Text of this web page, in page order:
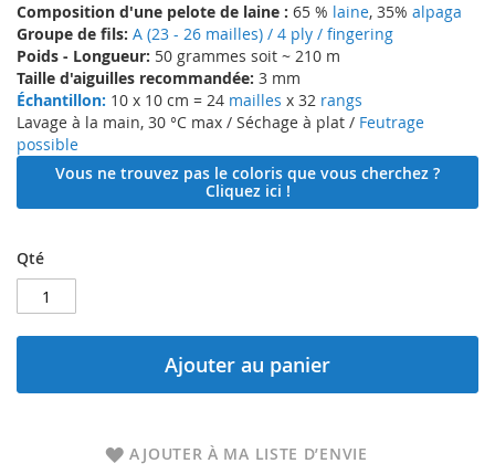
Composition d'une pelote de laine : 65 % laine, 35% alpaga
Groupe de fils: A (23 - 26 mailles) / 4 ply / fingering
Poids - Longueur: 50 grammes soit ~ 210 m
Taille d'aiguilles recommandée: 3 mm
Échantillon: 10 x 10 cm = 24 mailles x 32 rangs
Lavage à la main, 30 °C max / Séchage à plat / Feutrage
possible
Vous ne trouvez pas le coloris que vous cherchez ?
Cliquez ici !
Qté
Ajouter au panier
AJOUTER À MA LISTE D’ENVIE
gallery